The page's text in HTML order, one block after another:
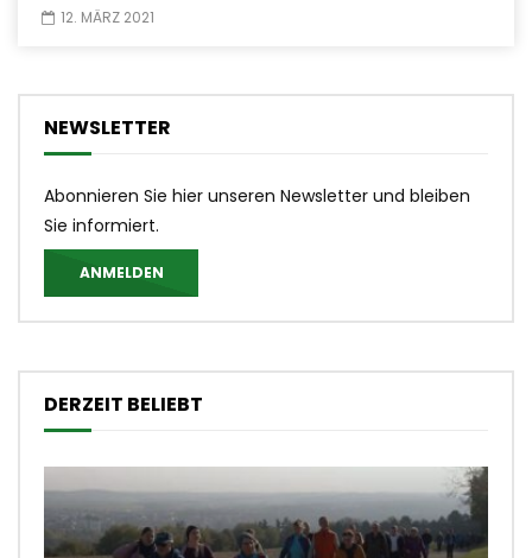
12. MÄRZ 2021
NEWSLETTER
Abonnieren Sie hier unseren Newsletter und bleiben
Sie informiert.
ANMELDEN
DERZEIT BELIEBT